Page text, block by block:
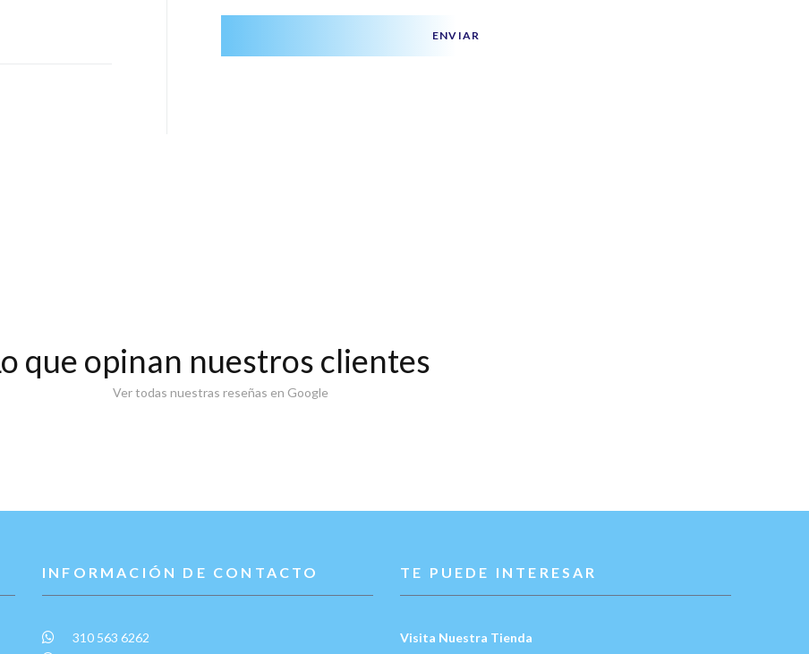
ENVIAR
que opinan nuestros clientes
Ver todas nuestras reseñas en Google
INFORMACIÓN DE CONTACTO
310 563 6262
TE PUEDE INTERESAR
Visita Nuestra Tienda